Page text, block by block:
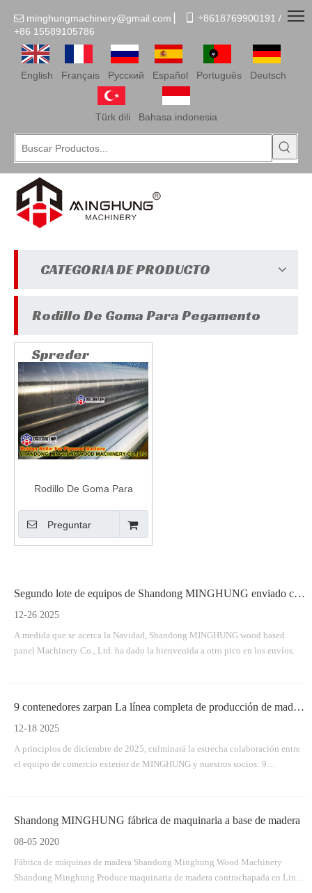
 minghungmachinery@gmail.com  +8618769900191 /
+86 15589105786
English Français Pусский Español Português Deutsch
Türk dili Bahasa indonesia
CATEGORIA DE PRODUCTO
Rodillo De Goma Para Pegamento
Spreder
Rodillo De Goma Para
Preguntar
Segundo lote de equipos de Shandong MINGHUNG enviado con éxito
12-26 2025
A medida que se acerca la Navidad, Shandong MINGHUNG wood based
panel Machinery Co., Ltd. ha dado la bienvenida a otro pico en los envíos.
9 contenedores zarpan La línea completa de producción de madera contrachapada de MINGHUNG parte con éxito
12-18 2025
A principios de diciembre de 2025, culminará la estrecha colaboración entre
el equipo de comercio exterior de MINGHUNG y nuestros socios: 9
Shandong MINGHUNG fábrica de maquinaria a base de madera
08-05 2020
Fábrica de máquinas de madera Shandong Minghung Wood Machinery
Shandong Minghung Produce maquinaria de madera contrachapada en Linyi